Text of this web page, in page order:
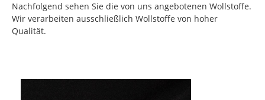
Nachfolgend sehen Sie die von uns angebotenen Wollstoffe.
Wir verarbeiten ausschließlich Wollstoffe von hoher
Qualität.